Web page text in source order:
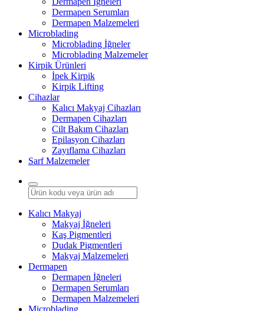
Dermapen Serumları
Dermapen Malzemeleri
Microblading
Microblading İğneler
Microblading Malzemeler
Kirpik Ürünleri
İpek Kirpik
Kirpik Lifting
Cihazlar
Kalıcı Makyaj Cihazları
Dermapen Cihazları
Cilt Bakım Cihazları
Epilasyon Cihazları
Zayıflama Cihazları
Sarf Malzemeler
Kalıcı Makyaj
Makyaj İğneleri
Kaş Pigmentleri
Dudak Pigmentleri
Makyaj Malzemeleri
Dermapen
Dermapen İğneleri
Dermapen Serumları
Dermapen Malzemeleri
Microblading